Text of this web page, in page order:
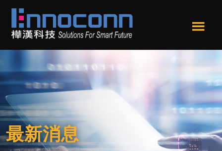
跳
转
到
主
要
跳
转
到
页
尾
樺
技
Ennoconn
Corp.
樺
漢
科
技
u
最新消息